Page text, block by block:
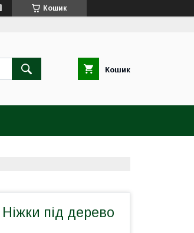
Кошик
Кошик
під дерево